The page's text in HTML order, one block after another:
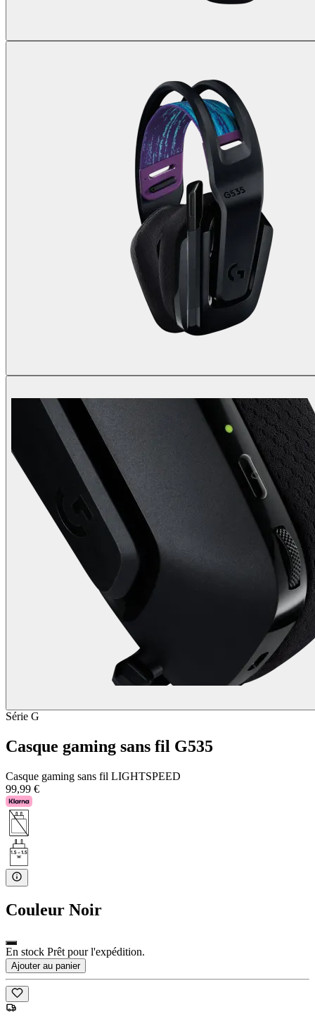
Série G
Casque gaming sans fil G535
Casque gaming sans fil LIGHTSPEED
99,99 €
Couleur Noir
En stock Prêt pour l'expédition.
Ajouter au panier